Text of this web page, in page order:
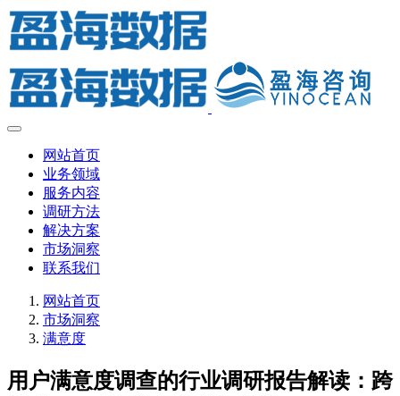
网站首页
业务领域
服务内容
调研方法
解决方案
市场洞察
联系我们
网站首页
市场洞察
满意度
用户满意度调查的行业调研报告解读：跨